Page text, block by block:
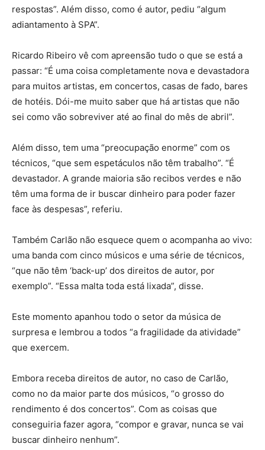
respostas”. Além disso, como é autor, pediu “algum
adiantamento à SPA”.
Ricardo Ribeiro vê com apreensão tudo o que se está a
passar: “É uma coisa completamente nova e devastadora
para muitos artistas, em concertos, casas de fado, bares
de hotéis. Dói-me muito saber que há artistas que não
sei como vão sobreviver até ao final do mês de abril”.
Além disso, tem uma “preocupação enorme” com os
técnicos, “que sem espetáculos não têm trabalho”. “É
devastador. A grande maioria são recibos verdes e não
têm uma forma de ir buscar dinheiro para poder fazer
face às despesas”, referiu.
Também Carlão não esquece quem o acompanha ao vivo:
uma banda com cinco músicos e uma série de técnicos,
“que não têm ‘back-up’ dos direitos de autor, por
exemplo”. “Essa malta toda está lixada”, disse.
Este momento apanhou todo o setor da música de
surpresa e lembrou a todos “a fragilidade da atividade”
que exercem.
Embora receba direitos de autor, no caso de Carlão,
como no da maior parte dos músicos, “o grosso do
rendimento é dos concertos”. Com as coisas que
conseguiria fazer agora, “compor e gravar, nunca se vai
buscar dinheiro nenhum”.